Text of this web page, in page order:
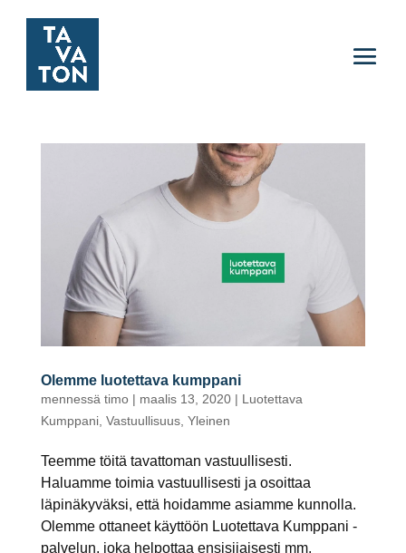
Olemme luotettava kumppani
mennessä timo| maalis 13, 2020| Luotettava
Kumppani, Vastuullisuus, Yleinen
Teemme töitä tavattoman vastuullisesti.
Haluamme toimia vastuullisesti ja osoittaa
läpinäkyväksi, että hoidamme asiamme kunnolla.
Olemme ottaneet käyttöön Luotettava Kumppani -
palvelun, joka helpottaa ensisijaisesti mm.